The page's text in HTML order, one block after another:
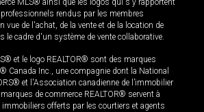
MLS® ainsi que les logos qui s'y rapportent
rendus par les membres
vue de l'achat, de la vente et de la location de
le cadre d'un système de vente collaborative.
et le logo REALTOR® sont des marques
Canada Inc., une compagnie dont la National
et l'Association canadienne de l’immobilier
de commerce REALTOR® servent à
offerts par les courtiers et agents